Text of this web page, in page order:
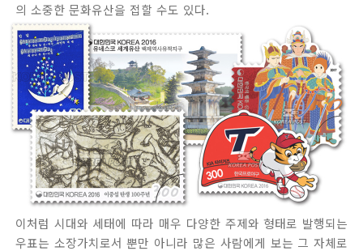
의 소중한 문화유산을 접할 수도 있다.
이처럼 시대와 세태에 따라 매우 다양한 주제와 형태로 발행되는
우표는 소장가치로서 뿐만 아니라 많은 사람에게 보는 그 자체로